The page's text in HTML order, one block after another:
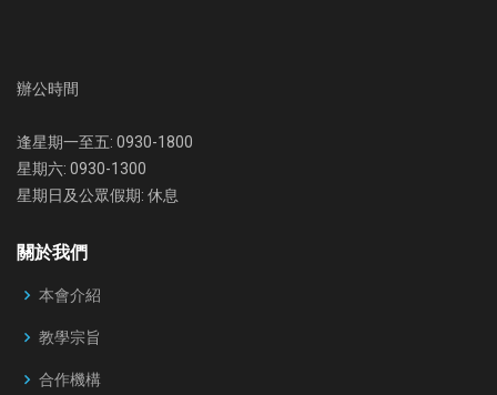
辦公時間
逢星期一至五: 0930-1800
星期六: 0930-1300
星期日及公眾假期: 休息
關於我們
本會介紹
教學宗旨
合作機構